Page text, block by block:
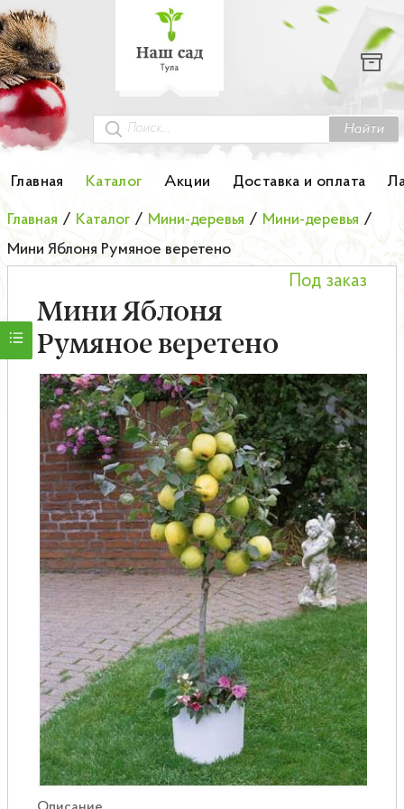
Найти
Главная Каталог Акции Доставка и оплата
Каталог
Гортензии
Грунты
Колоновидные деревья
Лук-севок
Малина
Мини-деревья
НОВИНКА Английские и Японские розы
Саженцы плодовые
Сирень
Главная / Каталог / Мини-деревья / Мини-деревья /
Мини Яблоня Румяное веретено
Мини Яблоня
Румяное веретено
Под заказ